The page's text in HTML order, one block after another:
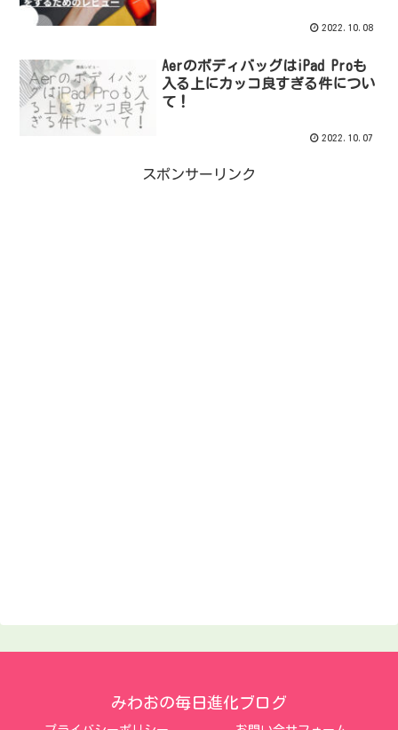
2022.10.08
AerのボディバッグはiPad Proも
入る上にカッコ良すぎる件につい
て！
2022.10.07
スポンサーリンク
みわおの毎日進化ブログ